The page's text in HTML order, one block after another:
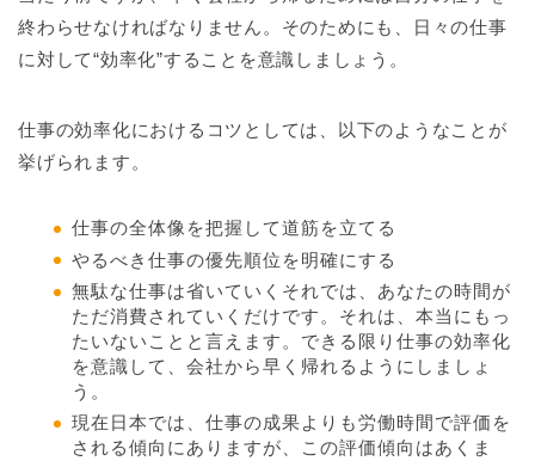
終わらせなければなりません。そのためにも、日々の仕事
に対して“効率化”することを意識しましょう。
仕事の効率化におけるコツとしては、以下のようなことが
挙げられます。
仕事の全体像を把握して道筋を立てる
やるべき仕事の優先順位を明確にする
無駄な仕事は省いていくそれでは、あなたの時間が
ただ消費されていくだけです。それは、本当にもっ
たいないことと言えます。できる限り仕事の効率化
を意識して、会社から早く帰れるようにしましょ
う。
現在日本では、仕事の成果よりも労働時間で評価を
される傾向にありますが、この評価傾向はあくま